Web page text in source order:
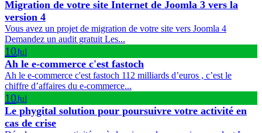
Migration de votre site Internet de Joomla 3 vers la
version 4
Vous avez un projet de migration de votre site vers Joomla 4
Demandez un audit gratuit Les...
10Jul
Ah le e-commerce c'est fastoch
Ah le e-commerce c'est fastoch 112 milliards d’euros , c’est le
chiffre d’affaires du e-commerce...
10Jul
Le phygital solution pour poursuivre votre activité en
cas de crise